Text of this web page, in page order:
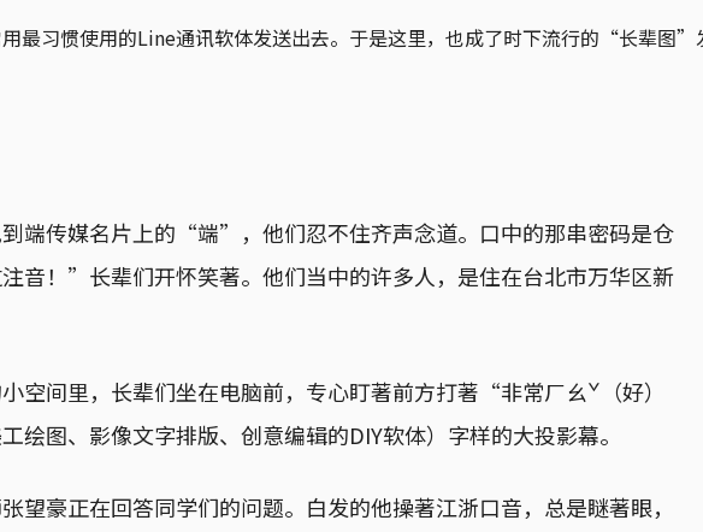
最习惯使用的Line通讯软体发送出去。于是这里，也成了时下流行的“长辈图”
端传媒名片上的“端”，他们忍不住齐声念道。口中的那串密码是仓
音！”长辈们开怀笑著。他们当中的许多人，是住在台北市万华区新
空间里，长辈们坐在电脑前，专心盯著前方打著“非常ㄏㄠˇ（好）
绘图、影像文字排版、创意编辑的DIY软体）字样的大投影幕。
望豪正在回答同学们的问题。白发的他操著江浙口音，总是瞇著眼，